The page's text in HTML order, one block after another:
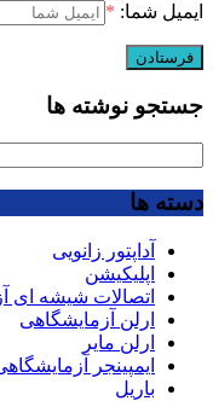
ایمیل شما: *
جستجو نوشته ها
دسته ها
آداپتور زانویی
اپلیکیشن
اتصالات شیشه ای
ارلن آزمایشگاهی
ارلن مایر
ایمپینجر
باریل